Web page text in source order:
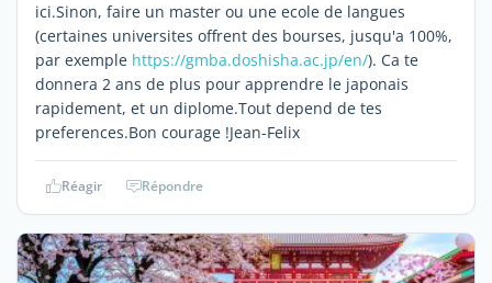
ici.Sinon, faire un master ou une ecole de langues
(certaines universites offrent des bourses, jusqu'a 100%,
par exemple https://gmba.doshisha.ac.jp/en/). Ca te
donnera 2 ans de plus pour apprendre le japonais
rapidement, et un diplome.Tout depend de tes
preferences.Bon courage !Jean-Felix
Réagir Répondre